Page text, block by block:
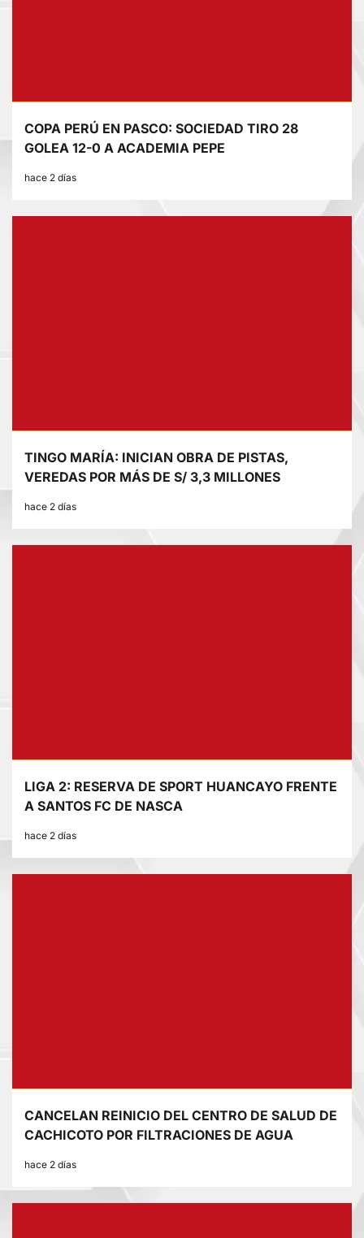
COPA PERÚ EN PASCO: SOCIEDAD TIRO 28
GOLEA 12-0 A ACADEMIA PEPE
hace 2 días
TINGO MARÍA: INICIAN OBRA DE PISTAS,
VEREDAS POR MÁS DE S/ 3,3 MILLONES
hace 2 días
LIGA 2: RESERVA DE SPORT HUANCAYO FRENTE
A SANTOS FC DE NASCA
hace 2 días
CANCELAN REINICIO DEL CENTRO DE SALUD DE
CACHICOTO POR FILTRACIONES DE AGUA
hace 2 días